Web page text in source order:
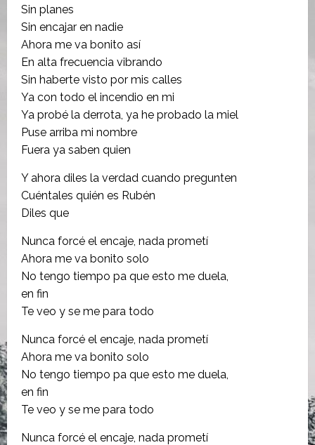
Sin planes
Sin encajar en nadie
Ahora me va bonito así
En alta frecuencia vibrando
Sin haberte visto por mis calles
Ya con todo el incendio en mi
Ya probé la derrota, ya he probado la miel
Puse arriba mi nombre
Fuera ya saben quien
Y ahora diles la verdad cuando pregunten
Cuéntales quién es Rubén
Diles que
Nunca forcé el encaje, nada prometí
Ahora me va bonito solo
No tengo tiempo pa que esto me duela,
en fin
Te veo y se me para todo
Nunca forcé el encaje, nada prometí
Ahora me va bonito solo
No tengo tiempo pa que esto me duela,
en fin
Te veo y se me para todo
Nunca forcé el encaje, nada prometí